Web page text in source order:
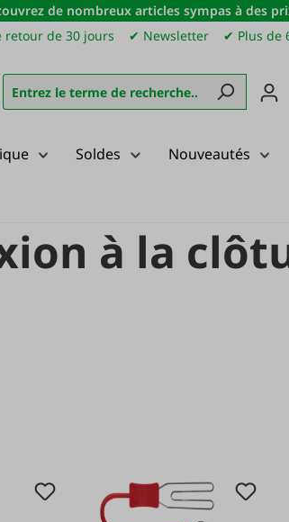
de nombreux articles sympas à des
de 30 jours ✔ Newsletter ✔ Plus de
Soldes Nouveautés
à la